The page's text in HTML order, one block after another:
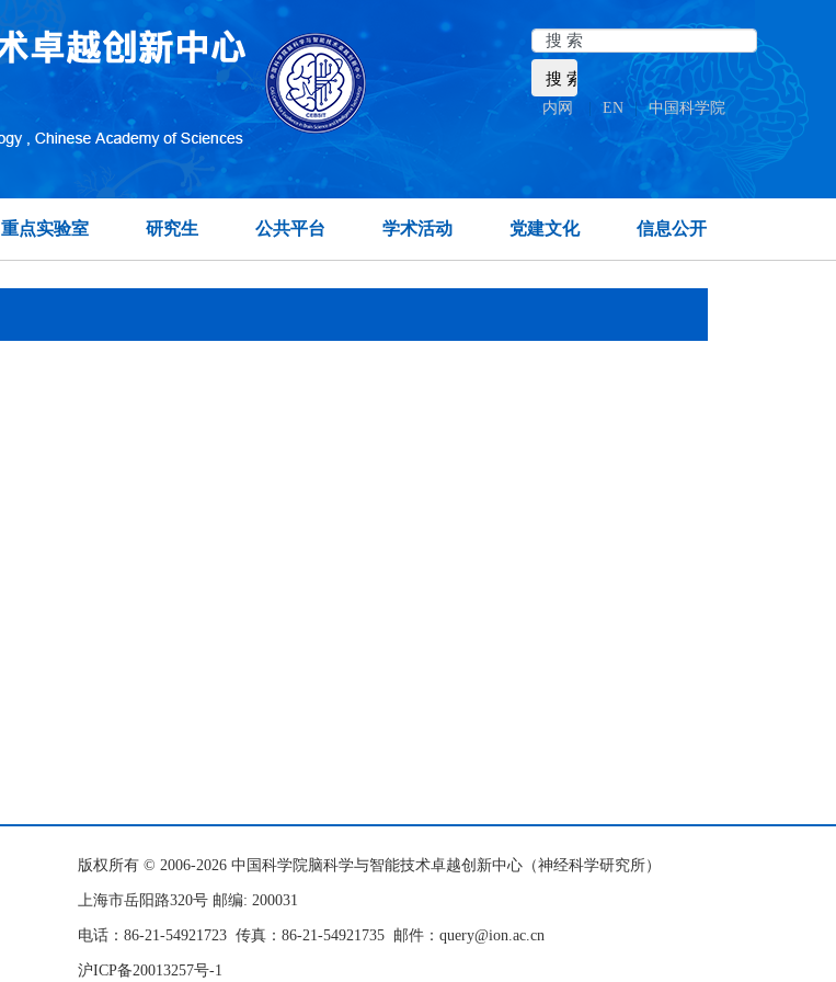
内网 EN | 中国科学院
重点实验室 研究生 公共平台 学术活动 党建文化 信息公开
版权所有 © 2006-2026 中国科学院脑科学与智能技术卓越创新中心（神经科学研究所）
上海市岳阳路320号 邮编: 200031
电话：86-21-54921723 传真：86-21-54921735 邮件：query@ion.ac.cn
沪ICP备20013257号-1